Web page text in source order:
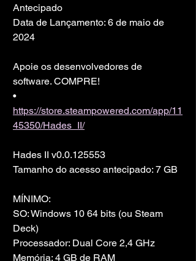
Antecipado
Data de Lançamento: 6 de maio de
2024
Apoie os desenvolvedores de
software. COMPRE!
•
https://store.steampowered.com/app/11
45350/Hades_II/
Hades II v0.0.125553
Tamanho do acesso antecipado: 7 GB
MÍNIMO:
SO: Windows 10 64 bits (ou Steam
Deck)
Processador: Dual Core 2,4 GHz
Memória: 4 GB de RAM